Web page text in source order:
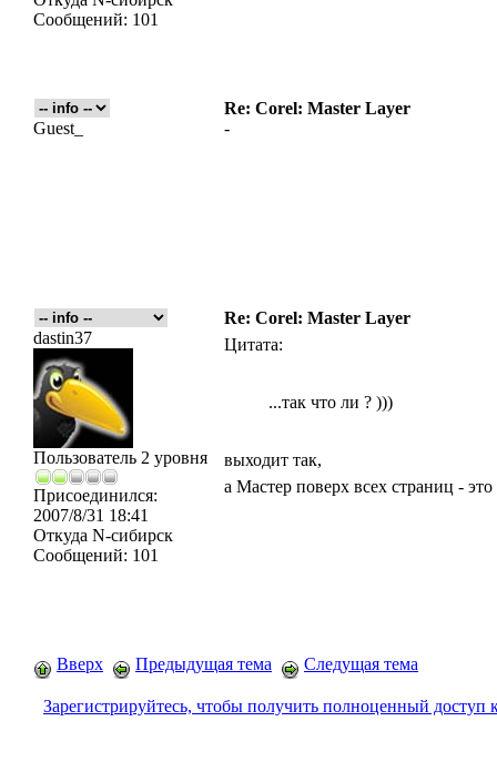
Сообщений: 101
Re: Corel: Master Layer
Guest_
-
Re: Corel: Master Layer
dastin37
Пользователь 2 уровня
Присоединился:
2007/8/31 18:41
Откуда N-сибирск
Сообщений: 101
Цитата:
...так что ли ? )))
выходит так,
а Мастер поверх всех страниц -
Вверх Предыдущая тема Следущая тема
Зарегистрируйтесь, чтобы получить полноценный доступ